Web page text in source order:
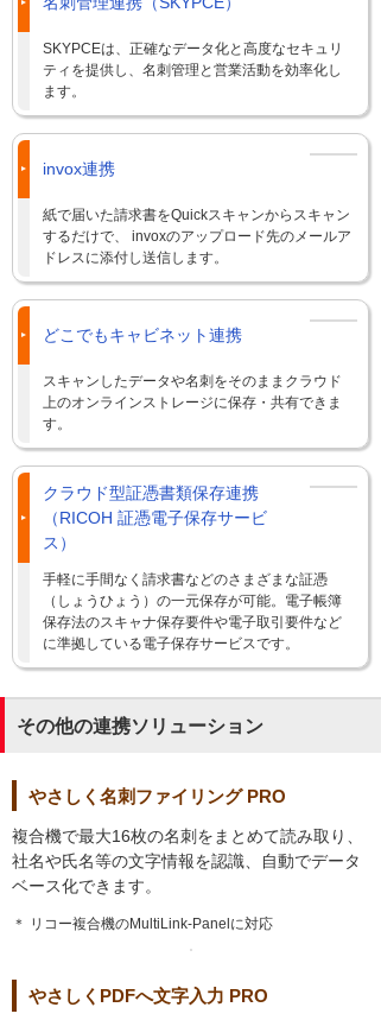
SKYPCEは、正確なデータ化と高度なセキュリ
ティを提供し、名刺管理と営業活動を効率化し
ます。
invox連携
紙で届いた請求書をQuickスキャンからスキャン
するだけで、 invoxのアップロード先のメールア
ドレスに添付し送信します。
どこでもキャビネット連携
スキャンしたデータや名刺をそのままクラウド
上のオンラインストレージに保存・共有できま
す。
クラウド型証憑書類保存連携
（RICOH 証憑電子保存サービ
ス）
手軽に手間なく請求書などのさまざまな証憑
（しょうひょう）の一元保存が可能。電子帳簿
保存法のスキャナ保存要件や電子取引要件など
に準拠している電子保存サービスです。
その他の連携ソリューション
やさしく名刺ファイリング PRO
複合機で最大16枚の名刺をまとめて読み取り、
社名や氏名等の文字情報を認識、自動でデータ
ベース化できます。
＊ リコー複合機のMultiLink-Panelに対応
やさしくPDFへ文字入力 PRO